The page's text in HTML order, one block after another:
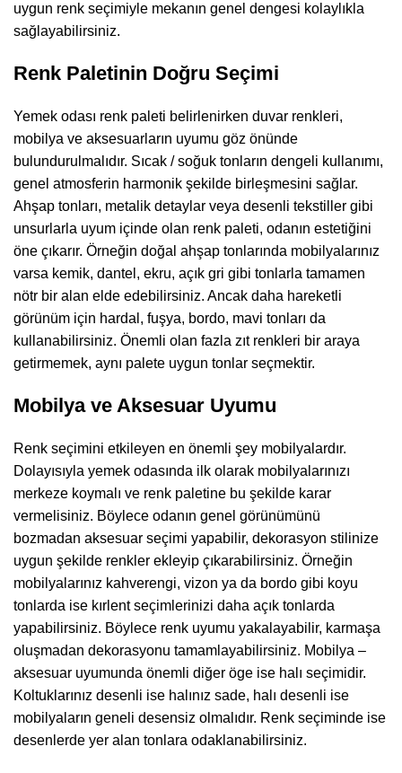
uygun renk seçimiyle mekanın genel dengesi kolaylıkla
sağlayabilirsiniz.
Renk Paletinin Doğru Seçimi
Yemek odası renk paleti belirlenirken duvar renkleri,
mobilya ve aksesuarların uyumu göz önünde
bulundurulmalıdır. Sıcak / soğuk tonların dengeli kullanımı,
genel atmosferin harmonik şekilde birleşmesini sağlar.
Ahşap tonları, metalik detaylar veya desenli tekstiller gibi
unsurlarla uyum içinde olan renk paleti, odanın estetiğini
öne çıkarır. Örneğin doğal ahşap tonlarında mobilyalarınız
varsa kemik, dantel, ekru, açık gri gibi tonlarla tamamen
nötr bir alan elde edebilirsiniz. Ancak daha hareketli
görünüm için hardal, fuşya, bordo, mavi tonları da
kullanabilirsiniz. Önemli olan fazla zıt renkleri bir araya
getirmemek, aynı palete uygun tonlar seçmektir.
Mobilya ve Aksesuar Uyumu
Renk seçimini etkileyen en önemli şey mobilyalardır.
Dolayısıyla yemek odasında ilk olarak mobilyalarınızı
merkeze koymalı ve renk paletine bu şekilde karar
vermelisiniz. Böylece odanın genel görünümünü
bozmadan aksesuar seçimi yapabilir, dekorasyon stilinize
uygun şekilde renkler ekleyip çıkarabilirsiniz. Örneğin
mobilyalarınız kahverengi, vizon ya da bordo gibi koyu
tonlarda ise kırlent seçimlerinizi daha açık tonlarda
yapabilirsiniz. Böylece renk uyumu yakalayabilir, karmaşa
oluşmadan dekorasyonu tamamlayabilirsiniz. Mobilya –
aksesuar uyumunda önemli diğer öge ise halı seçimidir.
Koltuklarınız desenli ise halınız sade, halı desenli ise
mobilyaların geneli desensiz olmalıdır. Renk seçiminde ise
desenlerde yer alan tonlara odaklanabilirsiniz.